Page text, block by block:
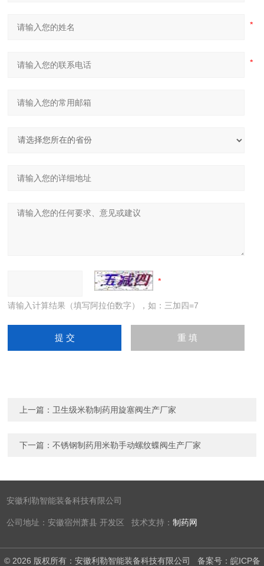
请输入计算结果（填写阿拉伯数字），如：三加四=7
上一篇： 卫生级米勒制药用旋塞阀生产厂家
下一篇：不锈钢制药用米勒手动螺纹蝶阀生产厂家
安徽利勒智能装备科技有限公司
公司地址：安徽宿州萧县 开发区 技术支持：制药网
© 2026 版权所有：安徽利勒智能装备科技有限公司 备案号：皖ICP备